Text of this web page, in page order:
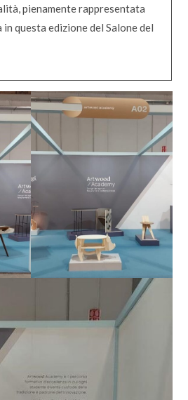
pienamente rappresentata
questa edizione del Salone del